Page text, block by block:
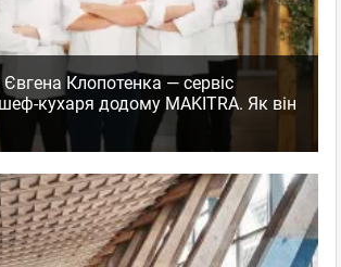
Євгена Клопотенка — сервіс
кухаря додому MAKITRA. Як він